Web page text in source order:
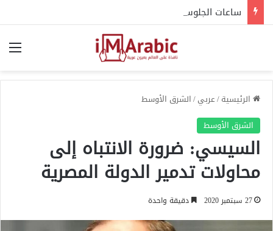
الرئيسية/عربي/الشرق الأوسط
الشرق الأوسط
السيسي: ضرورة الانتباه إلى
محاولات تدمير الدولة المصرية
27 سبتمبر 2020 دقيقة واحدة